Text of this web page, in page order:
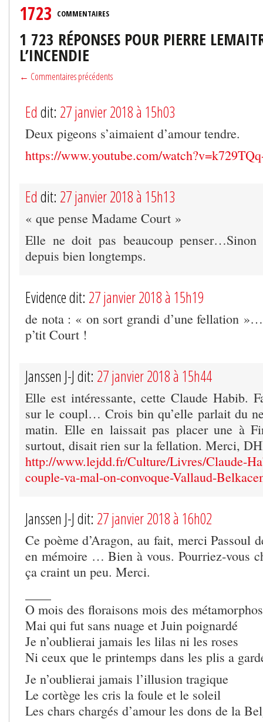
1723 COMMENTAIRES
1 723 RÉPONSES POUR PIERRE
L’INCENDIE
← Commentaires précédents
Ed dit: 27 janvier 2018 à 15h03
Deux pigeons s’aimaient d’amour tendre.
https://www.youtube.com/
Ed dit: 27 janvier 2018 à 15h13
« que pense Madame Court »
Elle ne doit pas beaucoup
depuis bien longtemps.
Evidence dit: 27 janvier 2018 à 15h19
de nota : « on sort grandi d’une fellation
p’tit Court !
Janssen J-J dit: 27 janvier 2018 à 15h44
Elle est intéressante, cette Claude Habib.
sur le coupl… Crois bin qu’elle parlait du
matin. Elle en laissait pas placer une à
surtout, disait rien sur la fellation. Merci,
http://www.lejdd.fr/Culture/Livres/Claude-
couple-va-mal-on-convoque-Vallaud-
Janssen J-J dit: 27 janvier 2018 à 16h02
Ce poème d’Aragon, au fait, merci Passoul
en mémoire … Bien à vous. Pourriez-vous
ça craint un peu. Merci.
O mois des floraisons mois des
Mai qui fut sans nuage et Juin poignardé
Je n’oublierai jamais les lilas ni les roses
Ni ceux que le printemps dans les plis a
Je n’oublierai jamais l’illusion tragique
Le cortège les cris la foule et le soleil
Les chars chargés d’amour les dons de la